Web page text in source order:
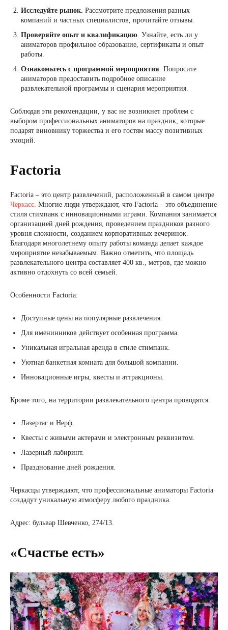
Исследуйте рынок. Рассмотрите предложения разных
компаний и частных специалистов, прочитайте отзывы.
Проверяйте опыт и квалификацию . Узнайте, есть ли у
аниматоров профильное образование, сертификаты и опыт
работы.
Ознакомьтесь с программой мероприятия . Попросите
аниматоров предоставить подробное описание
развлекательной программы и сценария мероприятия.
Соблюдая эти рекомендации, у вас не возникнет проблем с
выбором профессиональных аниматоров на праздник, которые
подарят виновнику торжества и его гостям массу позитивных
эмоций.
Factoria
Factoria – это центр развлечений, расположенный в самом центре
Черкасс . Многие люди утверждают, что Factoria – это объединение
стиля стимпанк с инновационными играми. Компания занимается
организацией дней рождения, проведением праздников разного
уровня сложности, созданием корпоративных вечеринок.
Благодаря многолетнему опыту работы команда делает каждое
мероприятие незабываемым. Важно отметить, что площадь
развлекательного центра составляет 400 кв., метров, где можно
активно отдохнуть со всей семьей.
Особенности Factoria:
Доступные цены на популярные развлечения.
Для именинников действует особенная программа.
Уникальная игральная аренда в стиле стимпанк.
Уютная банкетная комната для большой компании.
Инновационные игры, квесты и аттракционы.
Кроме того, на территории развлекательного центра проводятся:
Лазертаг и Нерф.
Квесты с живыми актерами и электронным реквизитом.
Лазерный лабиринт.
Празднование дней рождения.
Черкасцы утверждают, что профессиональные аниматоры Factoria
создадут уникальную атмосферу любого праздника.
Адрес: бульвар Шевченко, 274/13.
«Счастье есть»